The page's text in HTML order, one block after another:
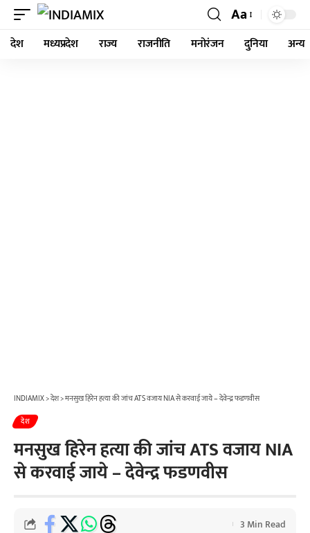
Aa
देश मध्यप्रदेश राज्य राजनीति मनोरंजन दुनिया अन्य
INDIAMIX>देश>मनसुख हिरेन हत्या की जांच ATS वजाय NIA से करवाई जाये – देवेन्द्र फडणवीस
देश
मनसुख हिरेन हत्या की जांच ATS वजाय NIA
से करवाई जाये – देवेन्द्र फडणवीस
3 Min Read